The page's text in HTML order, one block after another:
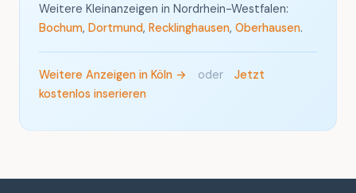
Weitere Kleinanzeigen in Nordrhein-Westfalen:
Bochum, Dortmund, Recklinghausen, Oberhausen.
Weitere Anzeigen in Köln → oder
Jetzt
kostenlos inserieren